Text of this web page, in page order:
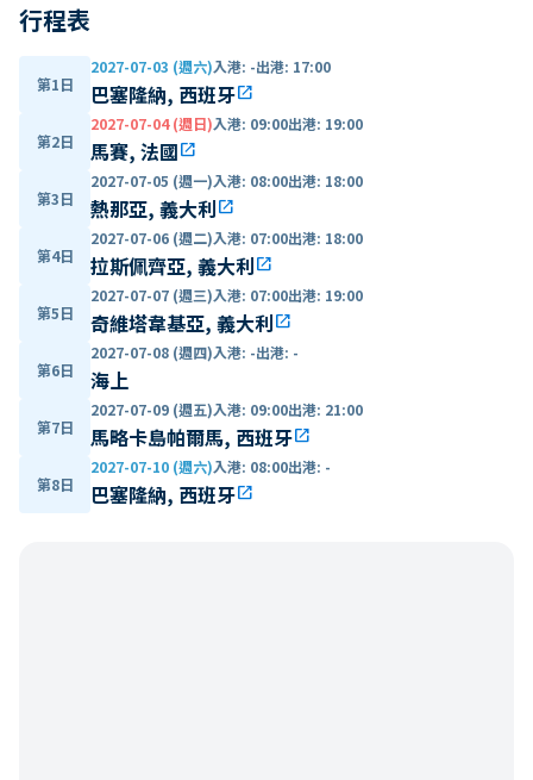
行程表
第1日
2027-07-03 (週六)入港: -出港: 17:00
巴塞隆納, 西班牙open_in_new
第2日
2027-07-04 (週日)入港: 09:00出港: 19:00
馬賽, 法國open_in_new
第3日
2027-07-05 (週一)入港: 08:00出港: 18:00
熱那亞, 義大利open_in_new
第4日
2027-07-06 (週二)入港: 07:00出港: 18:00
拉斯佩齊亞, 義大利open_in_new
第5日
2027-07-07 (週三)入港: 07:00出港: 19:00
奇維塔韋基亞, 義大利open_in_new
第6日
2027-07-08 (週四)入港: -出港: -
海上
第7日
2027-07-09 (週五)入港: 09:00出港: 21:00
馬略卡島帕爾馬, 西班牙open_in_new
第8日
2027-07-10 (週六)入港: 08:00出港: -
巴塞隆納, 西班牙open_in_new